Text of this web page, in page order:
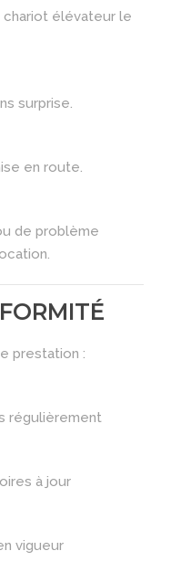
chariot élévateur le
surprise.
en route.
de problème
prestation :
régulièrement
à jour
vigueur